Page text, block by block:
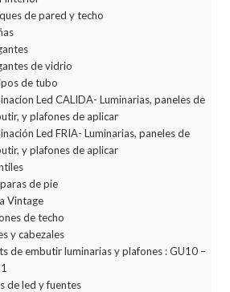
de pared y techo
de vidrio
de tubo
Led CALIDA- Luminarias, paneles de
y plafones de aplicar
Led FRIA- Luminarias, paneles de
y plafones de aplicar
de pie
Vintage
de techo
y cabezales
de embutir luminarias y plafones : GU10 –
de led y fuentes